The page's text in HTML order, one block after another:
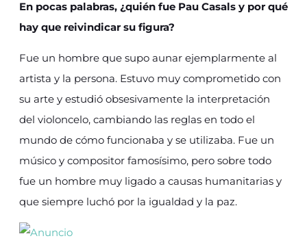
En pocas palabras, ¿quién fue Pau Casals y por qué
hay que reivindicar su figura?
Fue un hombre que supo aunar ejemplarmente al
artista y la persona. Estuvo muy comprometido con
su arte y estudió obsesivamente la interpretación
del violoncelo, cambiando las reglas en todo el
mundo de cómo funcionaba y se utilizaba. Fue un
músico y compositor famosísimo, pero sobre todo
fue un hombre muy ligado a causas humanitarias y
que siempre luchó por la igualdad y la paz.